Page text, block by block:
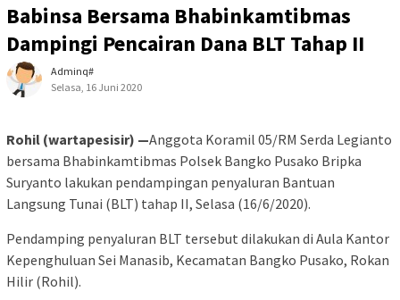
Babinsa Bersama Bhabinkamtibmas
Dampingi Pencairan Dana BLT Tahap II
Adminq#
Selasa, 16 Juni 2020
Rohil (wartapesisir) —Anggota Koramil 05/RM Serda Legianto
bersama Bhabinkamtibmas Polsek Bangko Pusako Bripka
Suryanto lakukan pendampingan penyaluran Bantuan
Langsung Tunai (BLT) tahap II, Selasa (16/6/2020).
Pendamping penyaluran BLT tersebut dilakukan di Aula Kantor
Kepenghuluan Sei Manasib, Kecamatan Bangko Pusako, Rokan
Hilir (Rohil).